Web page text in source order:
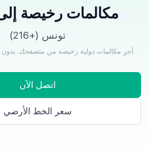
مكالمات رخيصة
تونس (+216)
أجرِ مكالمات دولية رخيصة من متصفحك. بدون تطبيق، بدون اشتراك.
اتصل الآن
سعر الخط الأرضي